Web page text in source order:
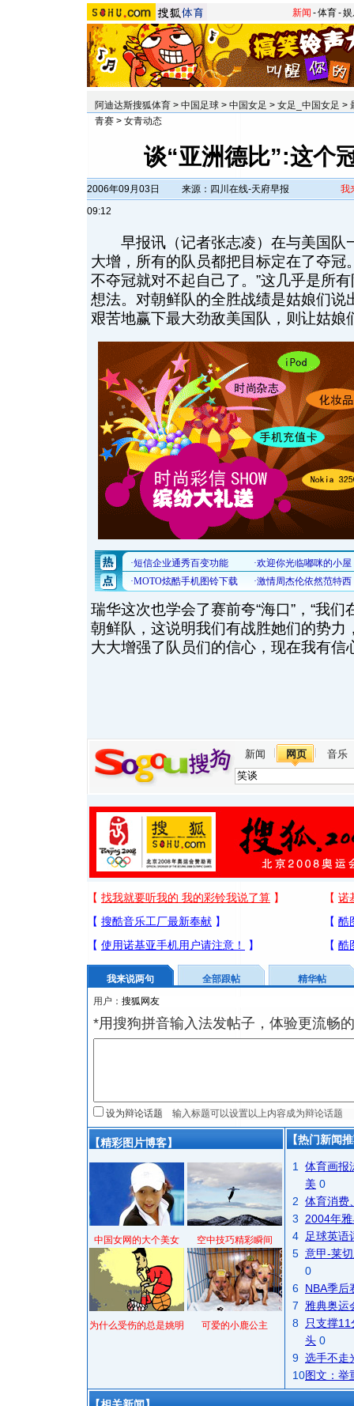
新闻 -体育-
阿迪达斯搜狐体育 > 中国足球 > 中国女足 > 女足_中国女足 >
青赛 > 女青动态
谈“亚洲德比”:这个
2006年09月03日
09:12
来源：四川在线-天府早报 我
早报讯（记者张志凌）在与美国队
大增，所有的队员都把目标定在了夺冠
不夺冠就对不起自己了。”这几乎是所
想法。对朝鲜队的全胜战绩是姑娘们说
艰苦地赢下最大劲敌美国队，则让姑娘
瑞华这次也学会了赛前夸“海口”，“我
朝鲜队，这说明我们有战胜她们的势力
大大增强了队员们的信心，现在我有信
新闻 网页 音乐
我来说两句 全部跟帖
精华帖
用户：
*用搜狗拼音输入法发帖子，体验更流畅
设为辩论话题
【精彩图片博客】
中国女网的大个美女 空中技巧精彩瞬间
为什么受伤的总是姚明 可爱的小鹿公主
【热门新闻
1
体育画报
美 0
2 体育消费
3
2004年
4
足球英语
5 意甲-莱
0
6 NBA季后
7
雅典奥运
8
只支撑
头 0
9 选手不走
10图文：举